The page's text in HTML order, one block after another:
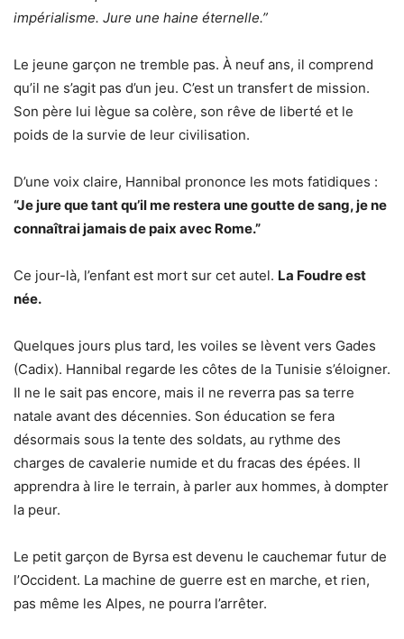
impérialisme. Jure une haine éternelle.”
Le jeune garçon ne tremble pas. À neuf ans, il comprend
qu’il ne s’agit pas d’un jeu. C’est un transfert de mission.
Son père lui lègue sa colère, son rêve de liberté et le
poids de la survie de leur civilisation.
D’une voix claire, Hannibal prononce les mots fatidiques :
“Je jure que tant qu’il me restera une goutte de sang, je ne
connaîtrai jamais de paix avec Rome.”
Ce jour-là, l’enfant est mort sur cet autel. La Foudre est
née.
Quelques jours plus tard, les voiles se lèvent vers Gades
(Cadix). Hannibal regarde les côtes de la Tunisie s’éloigner.
Il ne le sait pas encore, mais il ne reverra pas sa terre
natale avant des décennies. Son éducation se fera
désormais sous la tente des soldats, au rythme des
charges de cavalerie numide et du fracas des épées. Il
apprendra à lire le terrain, à parler aux hommes, à dompter
la peur.
Le petit garçon de Byrsa est devenu le cauchemar futur de
l’Occident. La machine de guerre est en marche, et rien,
pas même les Alpes, ne pourra l’arrêter.